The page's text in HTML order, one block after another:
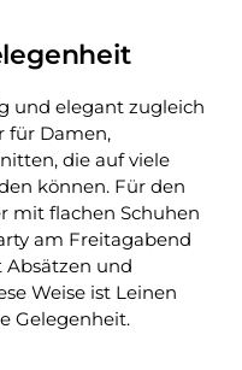
und elegant zugleich
für Damen,
die auf viele
können. Für den
mit flachen Schuhen
am Freitagabend
Absätzen und
Weise ist Leinen
Gelegenheit.